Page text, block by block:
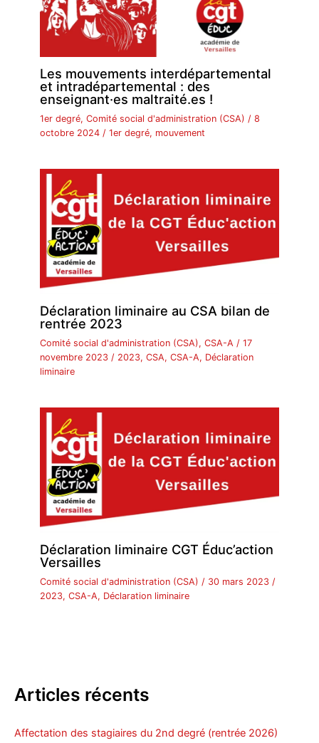
Les mouvements interdépartemental
et intradépartemental : des
enseignant·es maltraité.es !
1er degré,Comité social d'administration (CSA) /8
octobre 2024/1er degré, mouvement
Déclaration liminaire au CSA bilan de
rentrée 2023
Comité social d'administration (CSA),CSA-A /17
novembre 2023/ 2023,CSA,CSA-A, Déclaration
liminaire
Déclaration liminaire CGT Éduc’action
Versailles
Comité social d'administration (CSA) / 30 mars 2023/
2023,CSA-A, Déclaration liminaire
Articles récents
Affectation des stagiaires du 2nd degré (rentrée 2026)